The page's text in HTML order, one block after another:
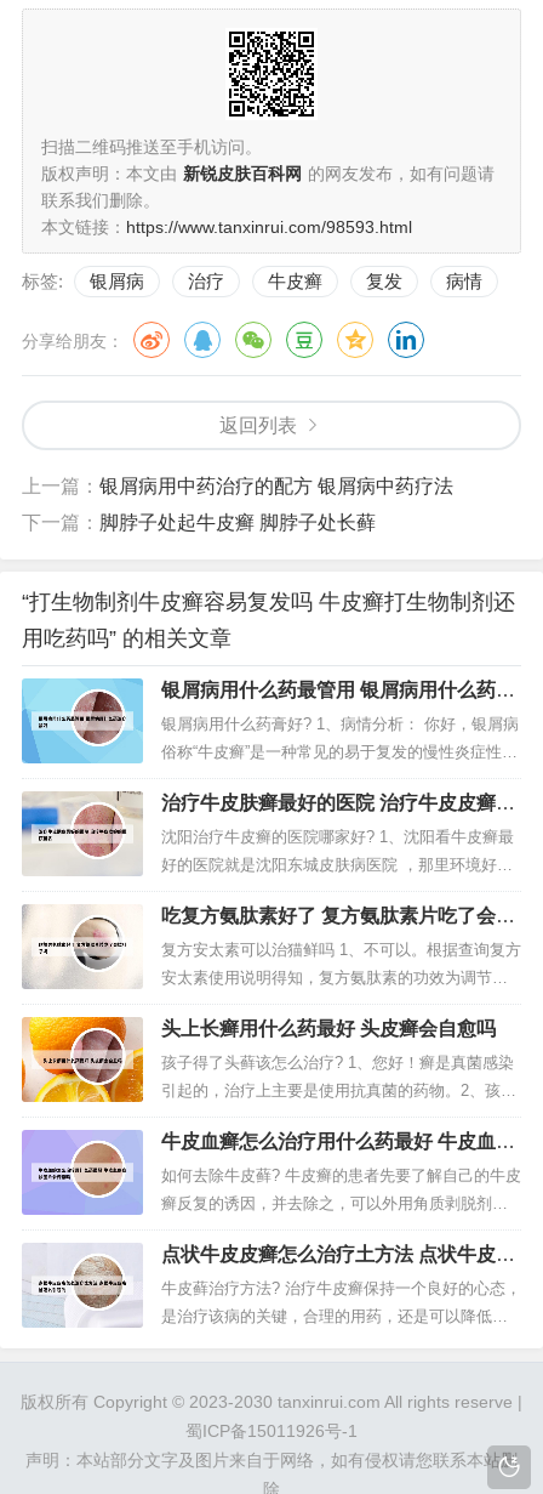
扫描二维码推送至手机访问。
版权声明：本文由 新锐皮肤百科网 的网友发布，如有问题请
联系我们删除。
本文链接： https://www.tanxinrui.com/98593.html
标签: 银屑病 治疗 牛皮癣 复发 病情
分享给朋友：
返回列表
上一篇： 银屑病用中药治疗的配方 银屑病中药疗法
下一篇： 脚脖子处起牛皮癣 脚脖子处长藓
“打生物制剂牛皮癣容易复发吗 牛皮癣打生物制剂还
用吃药吗” 的相关文章
银屑病用什么药最管用 银屑病用什么药治
疗最好
银屑病用什么药膏好? 1、病情分析： 你好，银屑病
俗称“牛皮癣”是一种常见的易于复发的慢性炎症性皮
肤病， 指导意见： 特征性损害为红色丘疹或斑块上
覆有多层银白色鳞屑。2、维生素D3原生物：如钙泊
三醇倍他米松软膏，主要用于治疗银屑病或白癜
风，能够抑制皮肤细胞增生和诱导其分化，使银屑
病皮损的增生及分化异...
治疗牛皮肤癣最好的医院 治疗牛皮皮癣的
医院排名
沈阳治疗牛皮癣的医院哪家好? 1、沈阳看牛皮癣最
好的医院就是沈阳东城皮肤病医院 ，那里环境好，
设备齐全，专家医生多。2、沈阳长和牛皮癣研究所
不错的，我推荐这家医院。是专注于牛皮癣科研和
治疗的，专治牛皮癣的研究所，效果肯定比普通的
皮肤科要好的多。3、中北皮肤病医院不错，在本地
那是家喻户晓的。4、沈阳治...
吃复方氨肽素好了 复方氨肽素片吃了会拉
肚子吗
复方安太素可以治猫鲜吗 1、不可以。根据查询复方
安太素使用说明得知，复方氨肽素的功效为调节机
体免疫、修复病变组织、减轻自觉症状，作用为治
疗银屑病，因此复方安太素不可以治猫鲜。2、复方
氨肽素片是用于治疗银屑病（牛皮癣）的药物。 主
要成分为：氨茶碱、氨肽素、马来酸氯苯那敏。根
据收集的信息，有少数患者在服...
头上长癣用什么药最好 头皮癣会自愈吗
孩子得了头藓该怎么治疗? 1、您好！癣是真菌感染
引起的，治疗上主要是使用抗真菌的药物。2、孩子
头上长癣，首先需要尽可能把发病区域的头发剪
除，有条件的最好剃除全部的头发，一般要求每周
剃发一次，连续八周。临床上洗头可以用硫磺皂或
者酮康唑洗剂，一般每天清洗一次，也是连用八
周。3、可考虑服用新的抗真菌药，如...
牛皮血癣怎么治疗用什么药最好 牛皮血癣
症状图片会传染吗
如何去除牛皮藓? 牛皮癣的患者先要了解自己的牛皮
癣反复的诱因，并去除之，可以外用角质剥脱剂、
润滑剂、皮质类固醇激素软膏，以及非激素类抗炎
药膏，口服维甲酸、抗菌素等系统治疗，以及光疗
和药浴等。去除诱发因素，如慢性扁桃腺炎、上呼
吸道感染。有明显瘙痒者，可给予抗组胺类药口
点状牛皮皮癣怎么治疗土方法 点状牛皮皮
癣是怎么引起的
牛皮藓治疗方法? 治疗牛皮癣保持一个良好的心态，
是治疗该病的关键，合理的用药，还是可以降低其
治疗比较好。第一：双氧水治疗牛皮癣。双氧水在
我们的日常生活中非常常见，此偏方需要将双氧水
稀释，在双氧水中兑入一半水，然后...
版权所有 Copyright © 2023-2030 tanxinrui.com All rights reserve |
蜀ICP备15011926号-1
声明：本站部分文字及图片来自于网络，如有侵权请您联系本站删
除